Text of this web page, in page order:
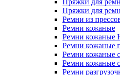
Пряжки для
Пряжки для
Ремни из
Ремни кожаные
Ремни кожаные
Ремни кожаные
Ремни кожаные
Ремни кожаные
Ремни